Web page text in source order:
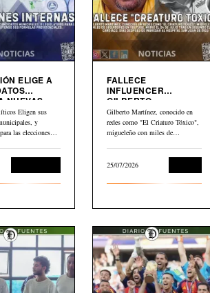
ELIGE A
NUEVAS
Eligen sus
y
las elecciones
FALLECE
INFLUENCER
GILBERTO
MARTINEZ”EL
CRIATURO TOXICO”
Gilberto Martínez, conocido en
redes como "El Criaturo Tóxico",
migueleño con miles de
25/07/2026